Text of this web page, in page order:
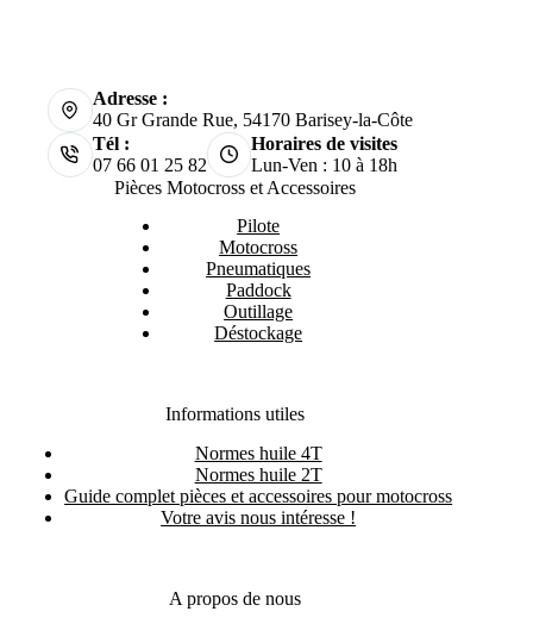
Adresse :
40 Gr Grande Rue, 54170 Barisey-la-Côte
Tél :
07 66 01 25 82
Horaires de visites
Lun-Ven : 10 à 18h
Pièces Motocross et Accessoires
Pilote
Motocross
Pneumatiques
Paddock
Outillage
Déstockage
Informations utiles
Normes huile 4T
Normes huile 2T
Guide complet pièces et accessoires pour motocross
Votre avis nous intéresse !
A propos de nous